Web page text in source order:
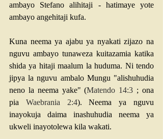
ambayo Stefano alihitaji - hatimaye yote
ambayo angehitaji kufa.
Kuna neema ya ajabu ya nyakati zijazo na
nguvu ambayo tunaweza kuitazamia katika
shida ya hitaji maalum la huduma. Ni tendo
jipya la nguvu ambalo Mungu "alishuhudia
neno la neema yake" (Matendo 14:3 ; ona
pia Waebrania 2:4). Neema ya nguvu
inayokuja daima inashuhudia neema ya
ukweli inayotolewa kila wakati.